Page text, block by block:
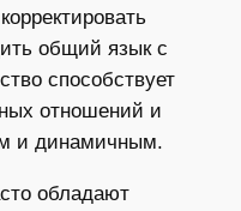
общий язык с
способствует
отношений и
и динамичным.
обладают